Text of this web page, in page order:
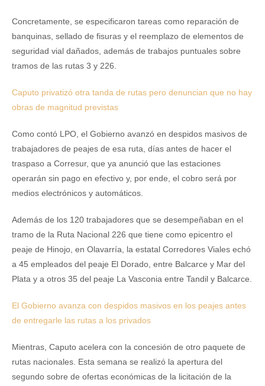
Concretamente, se especificaron tareas como reparación de
banquinas, sellado de fisuras y el reemplazo de elementos de
seguridad vial dañados, además de trabajos puntuales sobre
tramos de las rutas 3 y 226.
Caputo privatizó otra tanda de rutas pero denuncian que no hay
obras de magnitud previstas
Como contó LPO, el Gobierno avanzó en despidos masivos de
trabajadores de peajes de esa ruta, días antes de hacer el
traspaso a Corresur, que ya anunció que las estaciones
operarán sin pago en efectivo y, por ende, el cobro será por
medios electrónicos y automáticos.
Además de los 120 trabajadores que se desempeñaban en el
tramo de la Ruta Nacional 226 que tiene como epicentro el
peaje de Hinojo, en Olavarría, la estatal Corredores Viales echó
a 45 empleados del peaje El Dorado, entre Balcarce y Mar del
Plata y a otros 35 del peaje La Vasconia entre Tandil y Balcarce.
El Gobierno avanza con despidos masivos en los peajes antes
de entregarle las rutas a los privados
Mientras, Caputo acelera con la concesión de otro paquete de
rutas nacionales. Esta semana se realizó la apertura del
segundo sobre de ofertas económicas de la licitación de la